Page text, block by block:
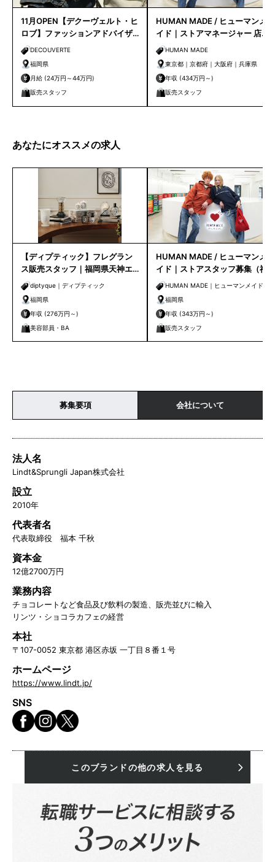
11月OPEN【デクーヴェルト・ヒ
ロブ】ファッションアドバイザ
ー｜天神店
DECOUVERTE
福岡県
月給 (24万円～44万円)
販売スタッフ
HUMAN MADE / ヒューマンメ
イド｜ストアマネージャー 店長
候補HUMAN MADE
東京都｜京都府｜大阪府｜兵庫県
年収 (434万円～)
販売スタッフ
あなたにオススメの求人
【ディプティック】フレグラン
ス販売スタッフ｜福岡県天神エ
リアdiptyque｜ディプティック
福岡県
年収 (276万円～)
美容部員・BA
HUMAN MADE / ヒューマンメ
イド｜ストアスタッフ募集（福
岡）HUMAN MADE｜ヒューマンメイド
福岡県
年収 (343万円～)
販売スタッフ
募集要項 会社について
法人名
Lindt&Sprungli Japan株式会社
設立
2010年
代表者名
代表取締役 福本 千秋
資本金
12億2700万円
業務内容
チョコレートなど食品及び飲料の製造、販売並びに輸入
リンツ・ショコラカフェの経営
本社
〒107-0052 東京都 港区赤坂 一丁目８番１号
ホームページ
https://www.lindt.jp/
SNS
このブランドの他の求人を見る